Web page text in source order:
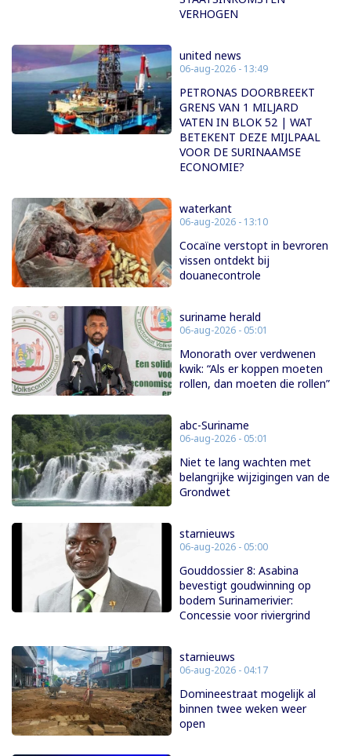
VERHOGEN
united news
06-aug-2026 - 13:49
PETRONAS DOORBREEKT
GRENS VAN 1 MILJARD
VATEN IN BLOK 52 | WAT
BETEKENT DEZE MIJLPAAL
VOOR DE SURINAAMSE
ECONOMIE?
waterkant
06-aug-2026 - 13:10
Cocaïne verstopt in bevroren
vissen ontdekt bij
douanecontrole
suriname herald
06-aug-2026 - 05:01
Monorath over verdwenen
kwik: “Als er koppen moeten
rollen, dan moeten die rollen”
abc-Suriname
06-aug-2026 - 05:01
Niet te lang wachten met
belangrijke wijzigingen van de
Grondwet
starnieuws
06-aug-2026 - 05:00
Gouddossier 8: Asabina
bevestigt goudwinning op
bodem Surinamerivier:
Concessie voor riviergrind
starnieuws
06-aug-2026 - 04:17
Domineestraat mogelijk al
binnen twee weken weer
open